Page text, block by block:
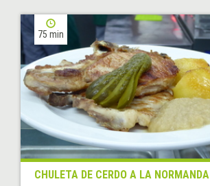
75 min
CHULETA DE CERDO A LA NORMANDA